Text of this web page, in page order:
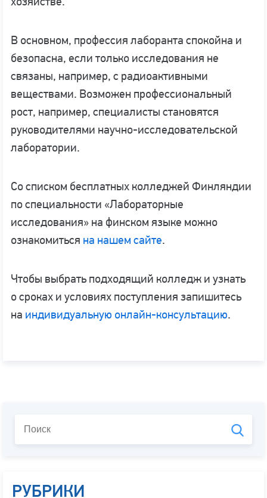
В основном, профессия лаборанта спокойна и
безопасна, если только исследования не
связаны, например, с радиоактивными
веществами. Возможен профессиональный
рост, например, специалисты становятся
руководителями научно-исследовательской
лаборатории.
Со списком бесплатных колледжей Финляндии
по специальности «Лабораторные
исследования» на финском языке можно
ознакомиться на нашем сайте.
Чтобы выбрать подходящий колледж и узнать
о сроках и условиях поступления запишитесь
на индивидуальную онлайн-консультацию.
РУБРИКИ